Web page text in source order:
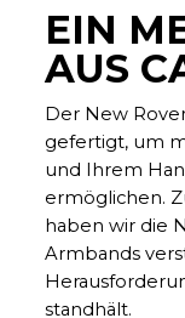
EIN
AUS
Der New
gefertigt, um
und Ihrem
ermöglichen.
haben wir die
Armbands
standhält.